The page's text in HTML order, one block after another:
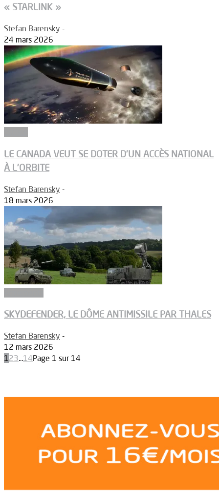
« STARLINK »
Stefan Barensky -
24 mars 2026
LE CANADA VEUT SE DOTER D’UN ACCÈS NATIONAL
À L’ORBITE
Stefan Barensky -
18 mars 2026
SKYDEFENDER, LE DÔME ANTIMISSILE PAR THALES
Stefan Barensky -
12 mars 2026
123...14Page 1 sur 14